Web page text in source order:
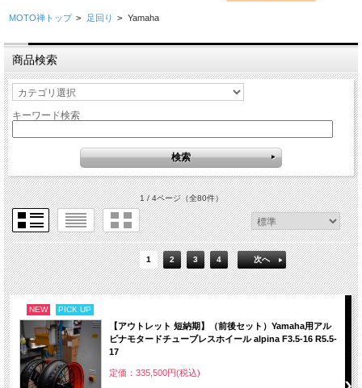
MOTO禅トップ > 足回り > Yamaha
商品検索
キーワード検索
1 / 4ページ（全80件）
1 2 3 4 次へ
NEW PICK UP
【アウトレット 短納期】（前後セット）Yamaha用アル
ピナモタードチューブレスホイール alpina F3.5-16 R5.5-
17
定価：335,500円(税込)